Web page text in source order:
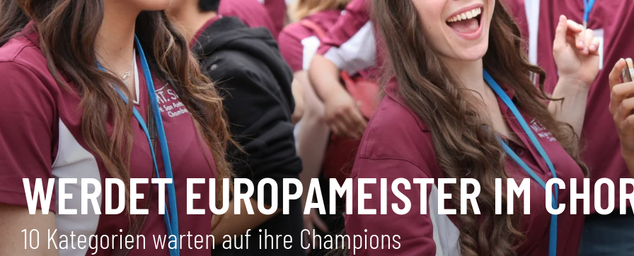
WERDET EUROPAMEISTER IM
10 Kategorien warten auf ihre Champions